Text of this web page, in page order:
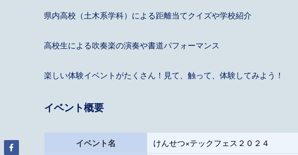
県内高校（土木系学科）による距離当てクイズや学校紹介
高校生による吹奏楽の演奏や書道パフォーマンス
楽しい体験イベントがたくさん！見て、触って、体験してみよう！
イベント概要
イベント名
けんせつ×テックフェス２０２４